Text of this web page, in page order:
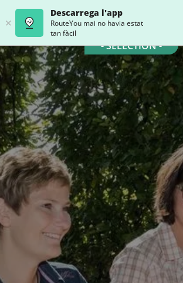
Descarrega l'app
RouteYou mai no havia estat
tan fàcil
- SELECTION -